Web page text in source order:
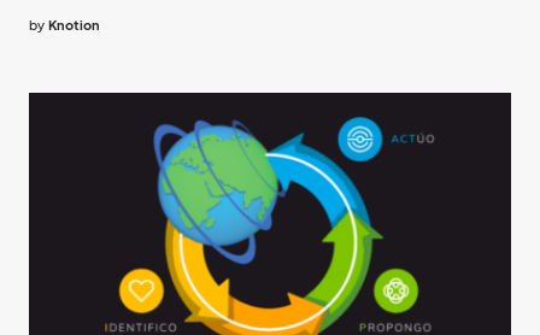
by Knotion